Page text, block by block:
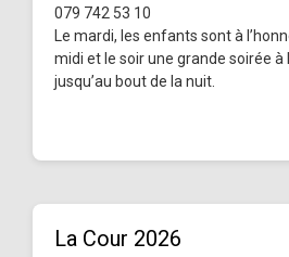
079 742 53 10
Le mardi, les enfants sont à
midi et le soir une grande soirée à
jusqu’au bout de la nuit.
La Cour 2026